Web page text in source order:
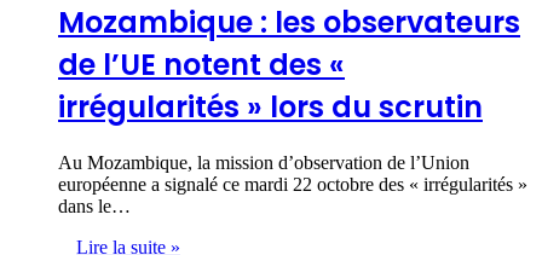
Mozambique : les observateurs
de l’UE notent des «
irrégularités » lors du scrutin
Au Mozambique, la mission d’observation de l’Union
européenne a signalé ce mardi 22 octobre des « irrégularités »
dans le…
Lire la suite »